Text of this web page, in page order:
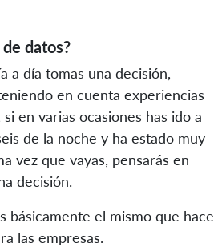
datos?
a día tomas una decisión,
en cuenta experiencias
en varias ocasiones has ido a
de la noche y ha estado muy
vez que vayas, pensarás en
decisión.
básicamente el mismo que hace
las empresas.